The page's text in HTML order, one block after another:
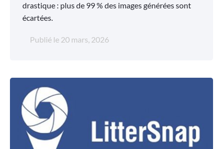
drastique : plus de 99 % des images générées sont
écartées.
Publié le 20 mars, 2026